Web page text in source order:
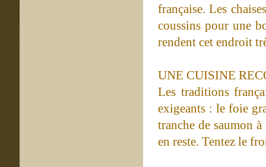
française. Les
coussins pour une
rendent cet endroit
UNE CUISINE
Les traditions
exigeants : le foie
tranche de saumon
en reste. Tentez le